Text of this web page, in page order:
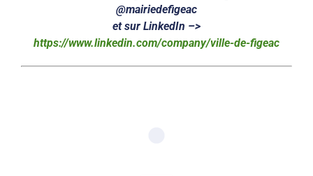
@mairiedefigeac
et sur LinkedIn –>
https://www.linkedin.com/company/ville-de-figeac